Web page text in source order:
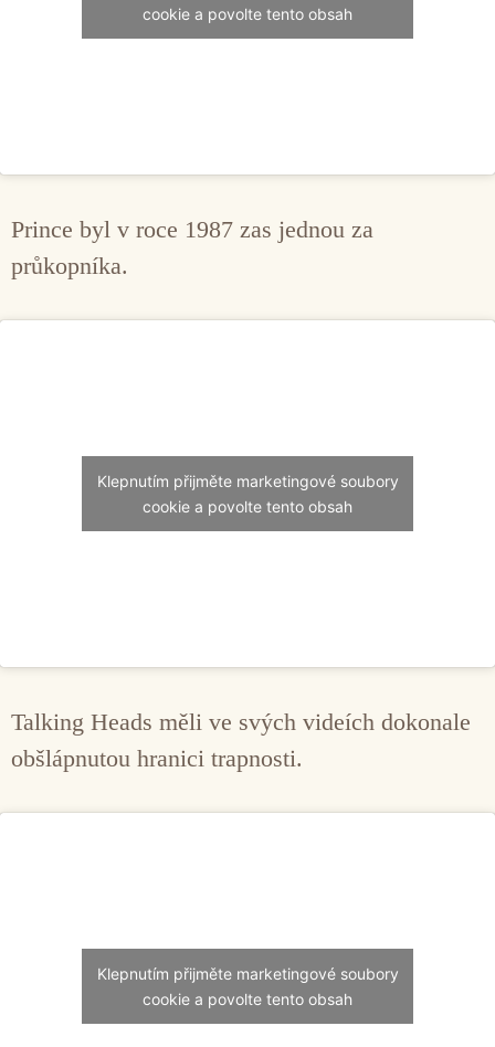
cookie a povolte tento obsah
Prince byl v roce 1987 zas jednou za
průkopníka.
Klepnutím přijměte marketingové soubory
cookie a povolte tento obsah
Talking Heads měli ve svých videích dokonale
obšlápnutou hranici trapnosti.
Klepnutím přijměte marketingové soubory
cookie a povolte tento obsah